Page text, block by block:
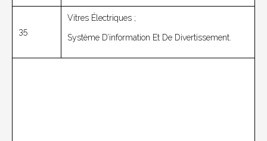
35
Vitres Électriques ;
Système D’information Et De Divertissement.